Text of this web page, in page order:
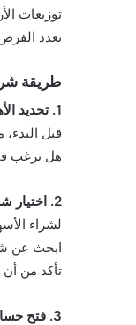
توزيعات
تعدد
طريقة
1. تحديد الأهداف الاستثمارية
قبل
هل ترغب
2. اختيار شركة الوساطة
لشراء
ابحث عن
تأكد من
3. فتح حساب تداول